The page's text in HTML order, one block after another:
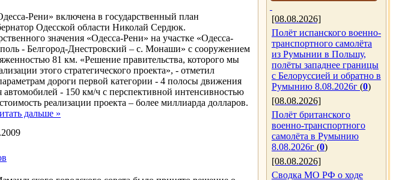
Рени» включена в государственный план
Одесской области Николай Сердюк.
значения «Одесса-Рени» на участке «Одесса-
- Белгород-Днестровский – с. Монаши» с сооружением
81 км. «Решение правительства, которого мы
этого стратегического проекта», - отметил
дороги первой категории - 4 полосы движения
- 150 км/ч с перспективной интенсивностью
реализации проекта – более миллиарда долларов.
дальше »
[08.08.2026]
Полёт испанского военно-
транспортного самолёта
из Румынии в Польшу,
полёты западнее границы
с Белоруссией и обратно в
Румынию 8.08.2026г (0)
[08.08.2026]
Полёт британского
военно-транспортного
самолёта в Румынию
8.08.2026г (0)
[08.08.2026]
Сводка МО РФ о ходе